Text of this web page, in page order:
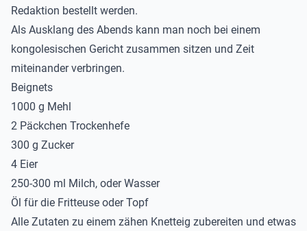
Redaktion bestellt werden.
Als Ausklang des Abends kann man noch bei einem
kongolesischen Gericht zusammen sitzen und Zeit
miteinander verbringen.
Beignets
1000 g Mehl
2 Päckchen Trockenhefe
300 g Zucker
4 Eier
250-300 ml Milch, oder Wasser
Öl für die Fritteuse oder Topf
Alle Zutaten zu einem zähen Knetteig zubereiten und etwas